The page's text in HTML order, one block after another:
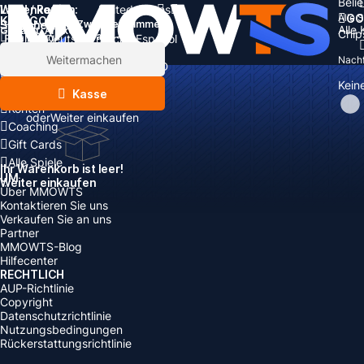
Alle
Alle
Land / Region:
United States
Sprache:
English Deutsch Français
Español
Währung:
EUR GBP
CAD
AUD
Warenkorb
GesamtArtikel Zwischensumme:
Rabatt: -
Weitermachen
Kasse
oderWeiter einkaufen
Ihr Warenkorb ist leer!
Weiter einkaufen
KATEGORIEN
Währung
Nachfüllen
Konten
Coaching
Gift Cards
Alle Spiele
UM
Über MMOWTS
Kontaktieren Sie uns
Verkaufen Sie an uns
Partner
MMOWTS-Blog
Hilfecenter
RECHTLICH
AUP-Richtlinie
Copyright
Datenschutzrichtlinie
Nutzungsbedingungen
Rückerstattungsrichtlinie